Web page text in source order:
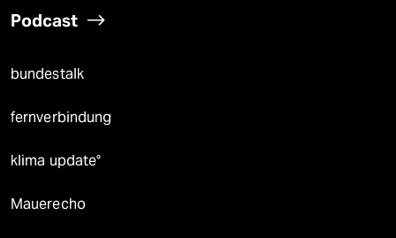
Podcast
bundestalk
fernverbindung
klima update°
Mauerecho